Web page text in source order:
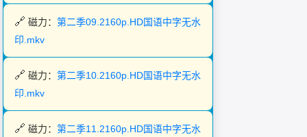
磁力：第二季09.2160p.HD国语中字无水
印.mkv
磁力：第二季10.2160p.HD国语中字无水
印.mkv
磁力：第二季11.2160p.HD国语中字无水